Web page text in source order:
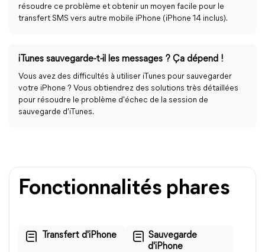
résoudre ce problème et obtenir un moyen facile pour le
transfert SMS vers autre mobile iPhone (iPhone 14 inclus).
iTunes sauvegarde-t-il les messages ? Ça dépend !
Vous avez des difficultés à utiliser iTunes pour sauvegarder
votre iPhone ? Vous obtiendrez des solutions très détaillées
pour résoudre le problème d'échec de la session de
sauvegarde d'iTunes.
Fonctionnalités phares
Transfert d'iPhone
Sauvegarde
d'iPhone